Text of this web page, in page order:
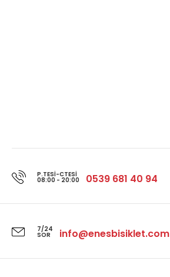
P.TESI-CTESI
08:00 - 20:00 0539 681 40 94
7/24
SOR info@enesbisiklet.com